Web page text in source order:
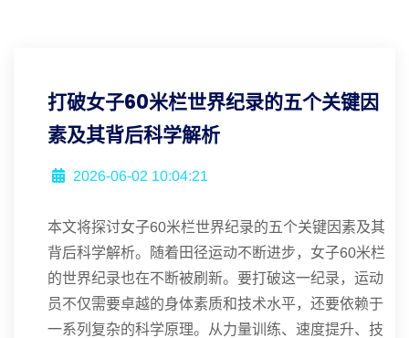
打破女子60米栏世界纪录的五个关键因
素及其背后科学解析
2026-06-02 10:04:21
本文将探讨女子60米栏世界纪录的五个关键因素及其
背后科学解析。随着田径运动不断进步，女子60米栏
的世界纪录也在不断被刷新。要打破这一纪录，运动
员不仅需要卓越的身体素质和技术水平，还要依赖于
一系列复杂的科学原理。从力量训练、速度提升、技